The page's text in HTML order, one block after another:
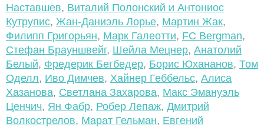
Наставшев, Виталий Полонский и Антониос
Кутрупис, Жан-Даниэль Лорье, Мартин Жак,
Филипп Григорьян, Марк Галеотти, FC Bergman,
Стефан Брауншвейг, Шейла Мецнер, Анатолий
Белый, Фредерик Бегбедер, Борис Юхананов, Том
Оделл, Иво Димчев, Хайнер Геббельс, Алиса
Хазанова, Светлана Захарова, Макс Эмануэль
Ценчич, Ян Фабр, Робер Лепаж, Дмитрий
Волкострелов, Марат Гельман, Евгений